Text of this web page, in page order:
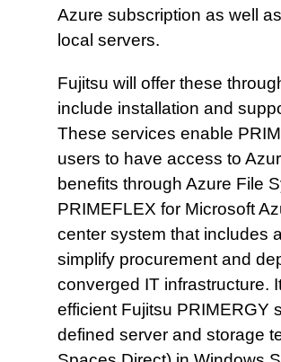
Azure subscription as well
local servers.
Fujitsu will offer these
include installation and
These services enable
users to have access to
benefits through Azure File
PRIMEFLEX for Microsoft
center system that includes
simplify procurement and
converged IT infrastructure.
efficient Fujitsu PRIMERGY
defined server and storage